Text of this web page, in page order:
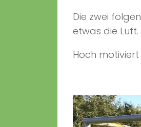
Die zwei
etwas die Luft.
Hoch